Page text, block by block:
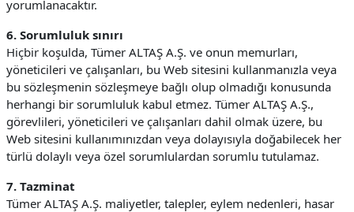
yorumlanacaktır.
6. Sorumluluk sınırı
Hiçbir koşulda, Tümer ALTAŞ A.Ş. ve onun memurları,
yöneticileri ve çalışanları, bu Web sitesini kullanmanızla veya
bu sözleşmenin sözleşmeye bağlı olup olmadığı konusunda
herhangi bir sorumluluk kabul etmez. Tümer ALTAŞ A.Ş.,
görevlileri, yöneticileri ve çalışanları dahil olmak üzere, bu
Web sitesini kullanımınızdan veya dolayısıyla doğabilecek her
türlü dolaylı veya özel sorumlulardan sorumlu tutulamaz.
7. Tazminat
Tümer ALTAŞ A.Ş. maliyetler, talepler, eylem nedenleri, hasar